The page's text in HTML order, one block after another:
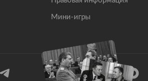
Мини-игры